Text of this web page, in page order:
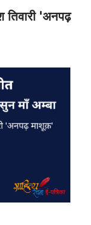
तिवारी 'अनपढ़